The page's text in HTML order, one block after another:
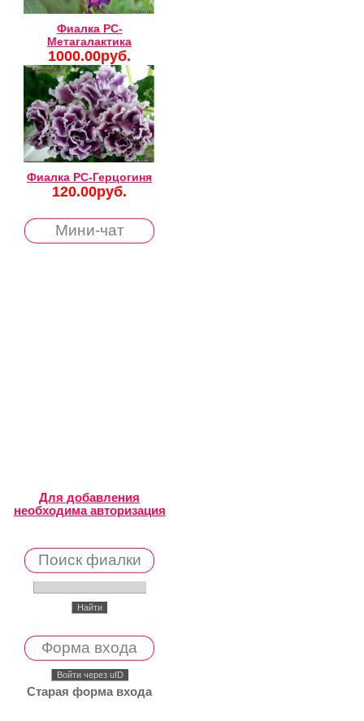
Фиалка РС-
Метагалактика
1000.00руб.
Фиалка РС-Герцогиня
120.00руб.
Мини-чат
Для добавления
необходима авторизация
Поиск фиалки
Форма входа
Войти через uID
Старая форма входа